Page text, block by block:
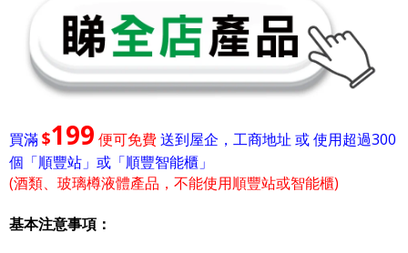
買滿$199 便可免費送到屋企，工商地址 或 使用超過300
個「順豐站」或「順豐智能櫃」
(酒類、玻璃樽液體產品，不能使用順豐站或智能櫃)
基本注意事項：